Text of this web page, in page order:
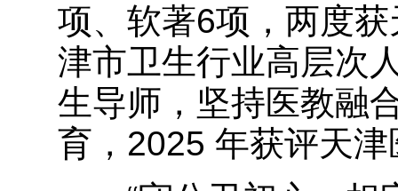
项、软著6项，两度
津市卫生行业高层次
生导师，坚持医教融
育，2025 年获评天